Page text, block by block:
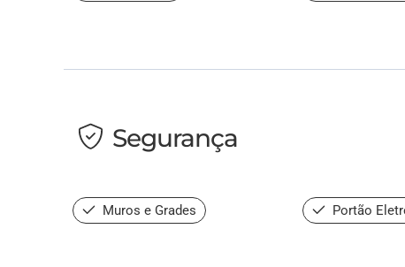
Segurança
Muros e Grades Portão